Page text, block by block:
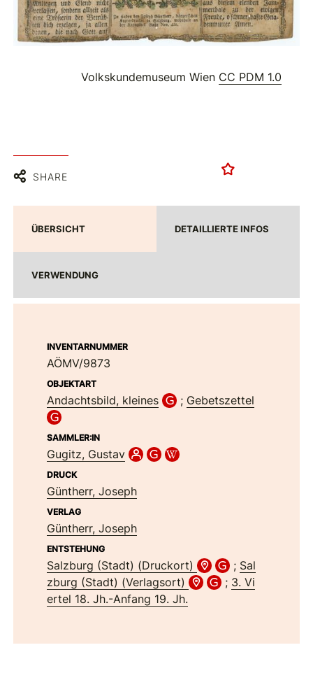
Volkskundemuseum Wien CC PDM 1.0
SHARE
ÜBERSICHT DETAILLIERTE INFOS
VERWENDUNG
INVENTARNUMMER
AÖMV/9873
OBJEKTART
Andachtsbild, kleines ; Gebetszettel
SAMMLER:IN
Gugitz, Gustav
DRUCK
Güntherr, Joseph
VERLAG
Güntherr, Joseph
ENTSTEHUNG
Salzburg (Stadt) (Druckort) ; Sal
zburg (Stadt) (Verlagsort)
; 3. Vi
ertel 18. Jh.-Anfang 19. Jh.